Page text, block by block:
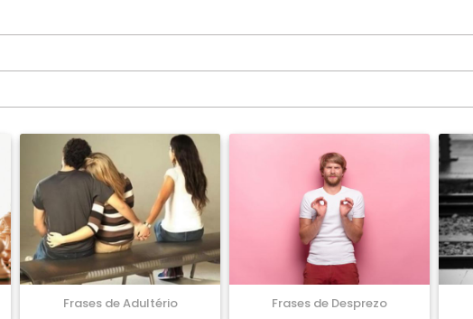
Frases de Adultério Frases de Desprezo